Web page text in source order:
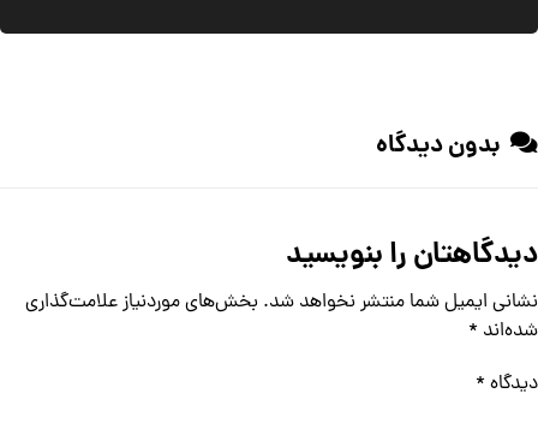
بدون دیدگاه
دیدگاهتان را بنویسید
نشانی ایمیل شما منتشر نخواهد شد. بخش‌های موردنیاز علامت‌گذاری
شده‌اند *
دیدگاه *